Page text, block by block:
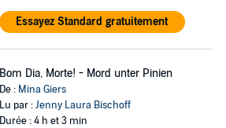
Essayez Standard gratuitement
Bom Dia, Morte! - Mord unter Pinien
De : Mina Giers
Lu par :Jenny Laura Bischoff
Durée : 4 h et 3 min